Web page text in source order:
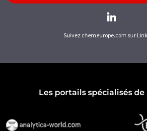
Suivez chemeurope.com sur
Les portails spécialisés de